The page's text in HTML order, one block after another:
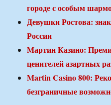
городе с особым
Девушки Ростова:
России
Мартин Казино:
ценителей азартных
Martin Casino 800:
безграничные